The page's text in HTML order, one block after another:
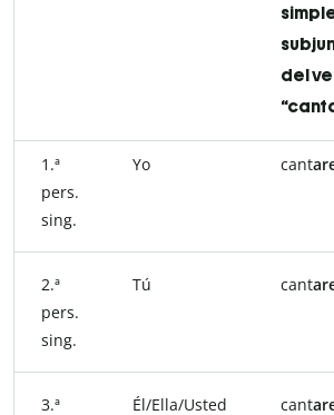
del
1.ª
pers.
sing.
Yo cant
2.ª
pers.
sing.
Tú cant
3.ª
Él/Ella/Usted cant